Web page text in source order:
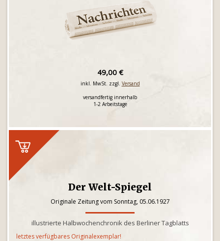
49,00 €
inkl. MwSt. zzgl. Versand
versandfertig innerhalb
1-2 Arbeitstage
Der Welt-Spiegel
Originale Zeitung vom Sonntag, 05.06.1927
illustrierte Halbwochenchronik des Berliner Tagblatts
letztes verfügbares Originalexemplar!